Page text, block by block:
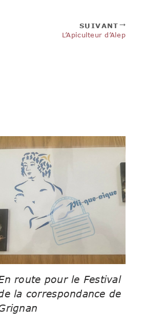
SUIVANT
L’Apiculteur d’Alep
route pour le Festival
la correspondance de